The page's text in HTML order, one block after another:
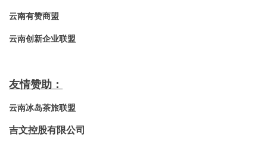
云南有赞商盟
云南创新企业联盟
友情赞助：
云南冰岛茶旅联盟
吉文控股有限公司